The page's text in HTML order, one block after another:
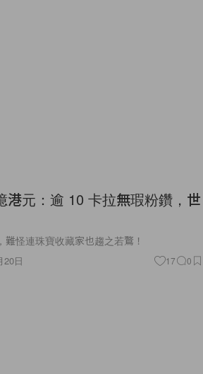
港元：逾 10 卡拉無瑕粉鑽，世
怪連珠寶收藏家也趨之若鶩！
20日 17 0